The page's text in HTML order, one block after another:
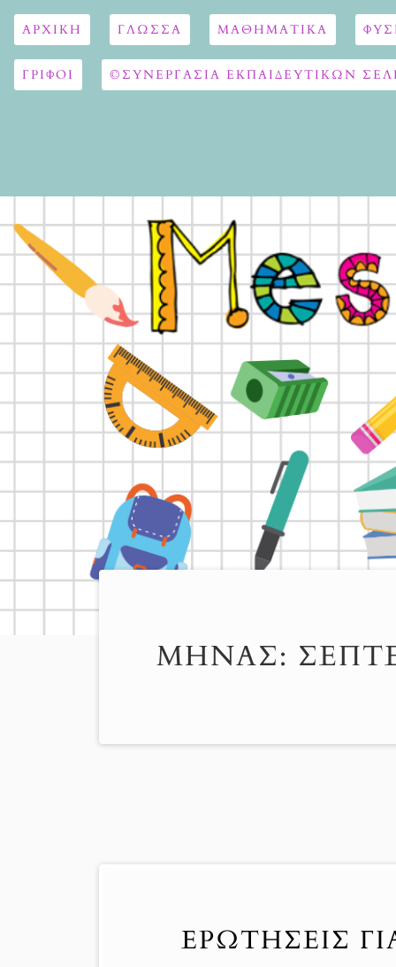
ΑΡΧΙΚΉ ΓΛΏΣΣΑ ΜΑΘΗΜΑΤΙΚΆ
ΓΡΙΦΟΙ ©ΣΥΝΕΡΓΑΣΙΑ ΕΚΠΑΙΔΕΥΤΙΚΩΝ
ΜΉΝΑΣ:
ΕΡΩΤΉΣΕΙΣ